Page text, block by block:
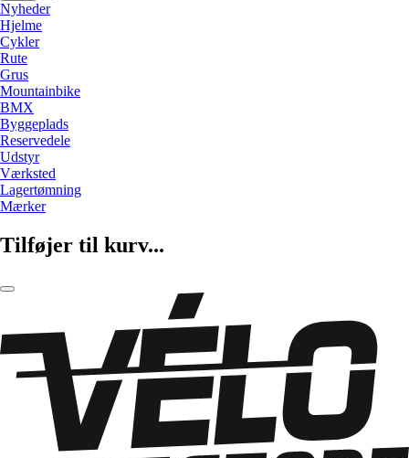
Nyheder
Hjelme
Cykler
Rute
Grus
Mountainbike
BMX
Byggeplads
Reservedele
Udstyr
Værksted
Lagertømning
Mærker
Tilføjer til kurv...